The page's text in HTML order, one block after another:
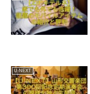
U-NEXT